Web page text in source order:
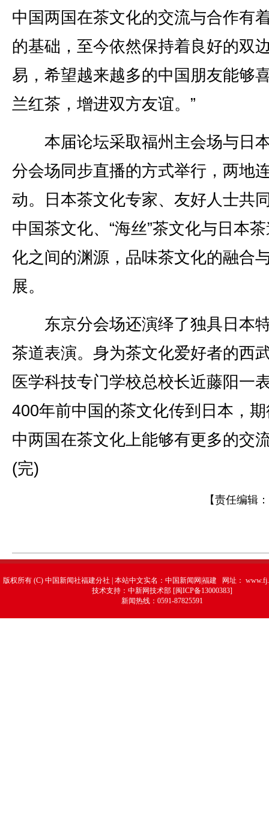
中国两国在茶文化的交流与合作有
的基础，至今依然保持着良好的双
易，希望越来越多的中国朋友能够
兰红茶，增进双方友谊。”
本届论坛采取福州主会场与日
分会场同步直播的方式举行，两地
动。日本茶文化专家、友好人士共
中国茶文化、“海丝”茶文化与日本
化之间的渊源，品味茶文化的融合
展。
东京分会场还演绎了独具日本
茶道表演。身为茶文化爱好者的西
医学科技专门学校总校长近藤阳一
400年前中国的茶文化传到日本，
中两国在茶文化上能够有更多的交
(完)
【责任编辑：
版权所有 (C) 中国新闻社福建分社 | 本站中文实名：中国新闻网|福建 网址：
技术支持：中新网技术部 [闽ICP备13000383]
新闻热线：0591-87825591